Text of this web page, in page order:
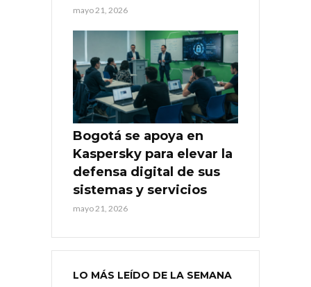
mayo 21, 2026
Bogotá se apoya en
Kaspersky para elevar la
defensa digital de sus
sistemas y servicios
mayo 21, 2026
LO MÁS LEÍDO DE LA SEMANA